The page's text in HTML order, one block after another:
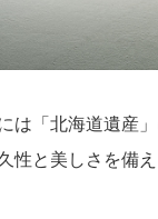
は「北海道遺産
性と美しさを備え